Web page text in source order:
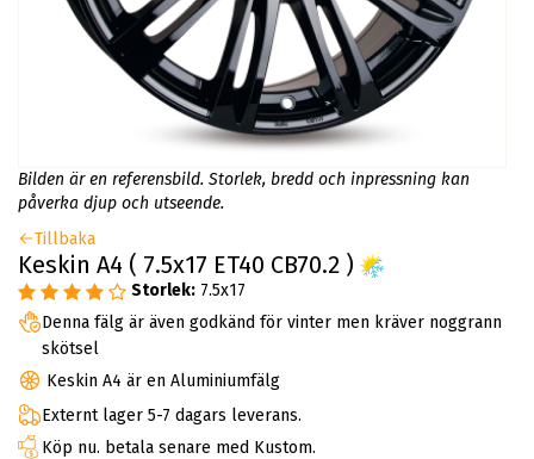
Bilden är en referensbild. Storlek, bredd och inpressning kan
påverka djup och utseende.
Tillbaka
Keskin A4 ( 7.5x17 ET40 CB70.2 )
Storlek: 7.5x17
Denna fälg är även godkänd för vinter men kräver noggrann
skötsel
Keskin A4 är en Aluminiumfälg
Externt lager 5-7 dagars leverans.
Köp nu. betala senare med Kustom.